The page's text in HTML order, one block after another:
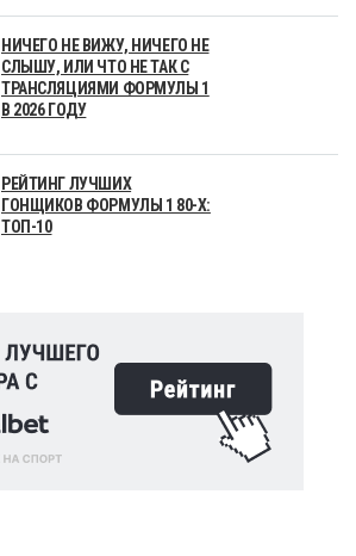
НИЧЕГО НЕ ВИЖУ, НИЧЕГО НЕ
СЛЫШУ, ИЛИ ЧТО НЕ ТАК С
ТРАНСЛЯЦИЯМИ ФОРМУЛЫ 1
В 2026 ГОДУ
РЕЙТИНГ ЛУЧШИХ
ГОНЩИКОВ ФОРМУЛЫ 1 80-Х:
ТОП-10